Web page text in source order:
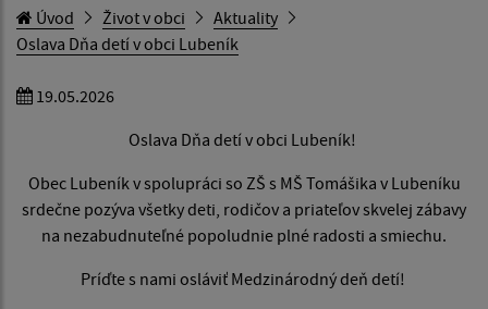
Úvod Život v obci
Aktuality
Oslava Dňa detí v obci Lubeník
19.05.2026
Oslava Dňa detí v obci Lubeník!
Obec Lubeník v spolupráci so ZŠ s MŠ Tomášika v Lubeníku
srdečne pozýva všetky deti, rodičov a priateľov skvelej zábavy
na nezabudnuteľné popoludnie plné radosti a smiechu.
Príďte s nami osláviť Medzinárodný deň detí!